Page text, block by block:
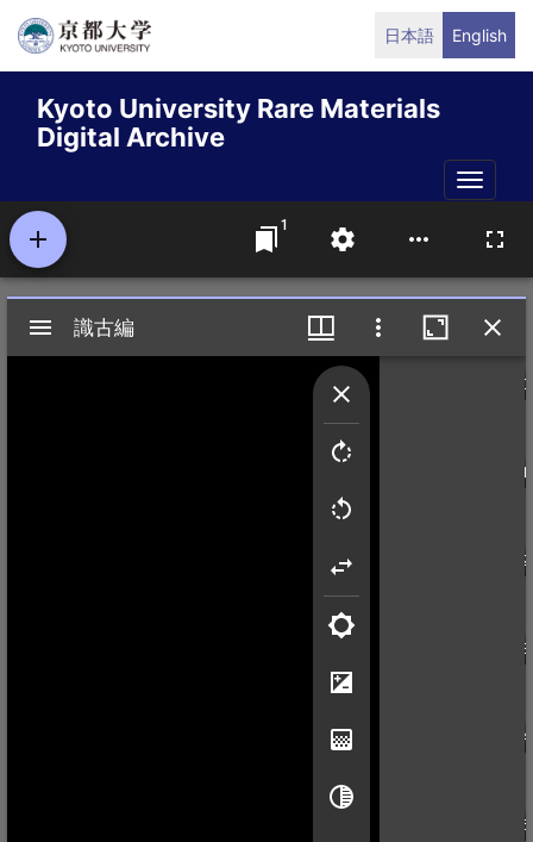
Skip
content
日本語 English
Kyoto University Rare Materials
Digital Archive
Toggle